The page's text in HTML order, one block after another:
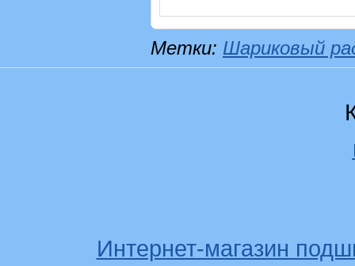
Метки: Шариковый
Интернет-магазин